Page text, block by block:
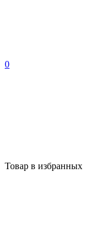
0
Товар в избранных